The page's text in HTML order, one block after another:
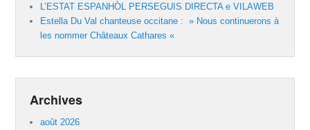
L’ESTAT ESPANHÒL PERSEGUIS DIRECTA e VILAWEB
Estella Du Val chanteuse occitane : » Nous continuerons à
les nommer Châteaux Cathares «
Archives
août 2026